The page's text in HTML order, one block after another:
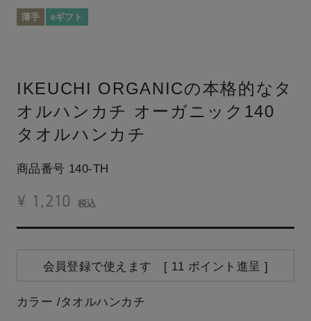
薄手 eギフト
IKEUCHI ORGANICの本格的なタ
オルハンカチ オーガニック140
タオルハンカチ
商品番号 140-TH
¥ 1,210 税込
会員登録で使えます [ 11 ポイント進呈 ]
カラー タオルハンカチ